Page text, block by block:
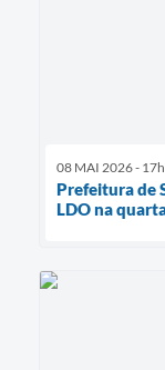
08 MAI 2026 -
Prefeitura de
LDO na